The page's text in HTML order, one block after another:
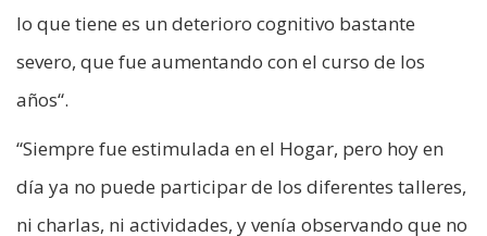
lo que tiene es un deterioro cognitivo bastante
severo, que fue aumentando con el curso de los
años“.
“Siempre fue estimulada en el Hogar, pero hoy en
día ya no puede participar de los diferentes talleres,
ni charlas, ni actividades, y venía observando que no